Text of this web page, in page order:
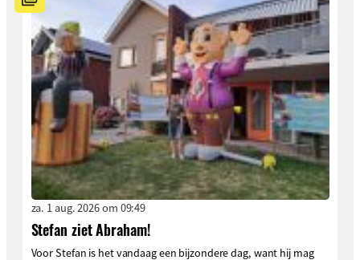
za. 1 aug. 2026 om 09:49
Stefan ziet Abraham!
Voor Stefan is het vandaag een bijzondere dag, want hij mag